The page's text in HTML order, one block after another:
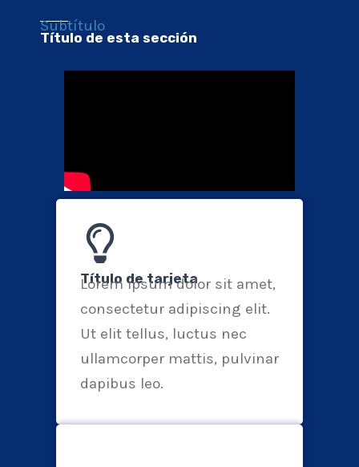
Subtítulo
Título de esta sección
Título de tarjeta
Lorem ipsum dolor sit amet,
consectetur adipiscing elit.
Ut elit tellus, luctus nec
ullamcorper mattis, pulvinar
dapibus leo.